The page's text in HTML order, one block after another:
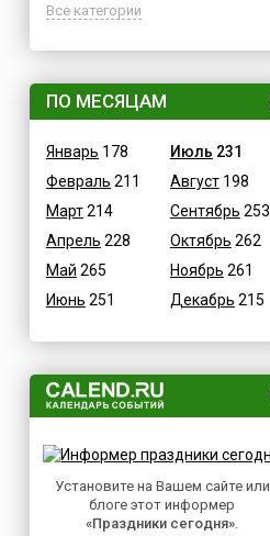
Греция
Египет
Израиль
Индия
Иордания
Ирак
Иран
Ирландия
Исландия
Италия
Казахстан
Камерун
Канада
Армейские
Водные
Детские
В честь икон
Дни памяти святых
Конституционные
Культурные
Масс-медийные
Независимые
Природные
Медицинские
Посты
Все категории
ПО МЕСЯЦАМ
Январь 178
Февраль 211
Март214
Апрель 228
Май 265
Июнь 251
Июль 231
Август198
Сентябрь 253
Октябрь 262
Ноябрь 261
Декабрь 215
Установите на Вашем сайте или
блоге этот информер
«Праздники сегодня».